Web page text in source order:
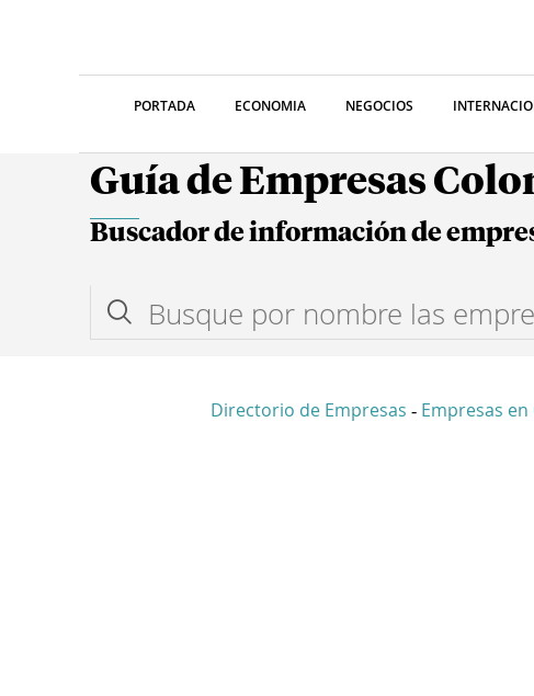
PORTADA ECONOMIA NEGOCIOS
Guía de Empresas
Buscador de información de
Directorio de Empresas - Empresas en